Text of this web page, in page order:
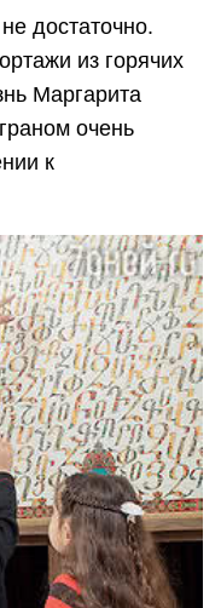
достаточно.
из горячих
Маргарита
очень
к